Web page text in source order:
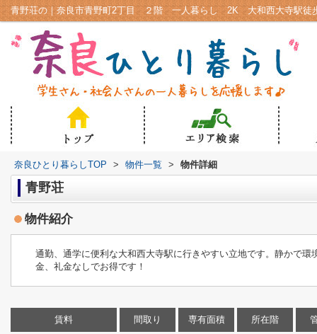
奈良ひとり暮らしTOP > 物件一覧 > 物件詳細
青野荘
物件紹介
通勤、通学に便利な大和西大寺駅に行きやすい立地です。静かで
金、礼金なしでお得です！
賃料 間取り 専有面積 所在階